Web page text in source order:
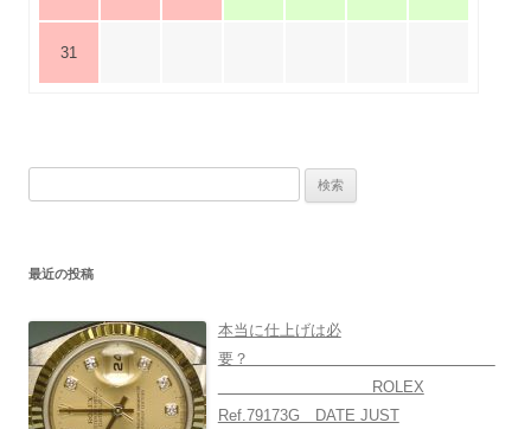
31
索:
最近の投稿
本当に仕上げは必
要？
ROLEX
Ref.79173G DATE JUST